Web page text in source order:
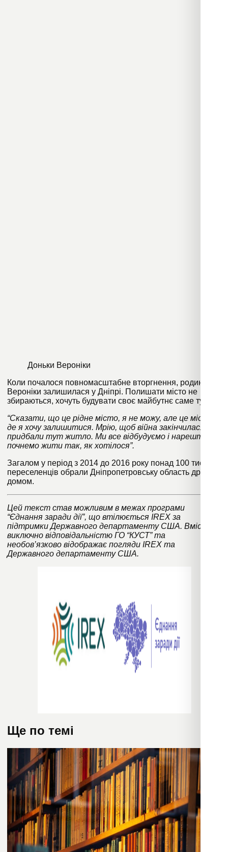
Доньки Вероніки
Коли почалося повномасштабне вторгнення, родина
Вероніки залишилася у Дніпрі. Полишати місто не
збираються, хочуть будувати своє майбутнє саме тут:
“Сказати, що це рідне місто, я не можу, але це місце,
де я хочу залишитися. Мрію, щоб війна закінчилася і ми
придбали тут житло. Ми все відбудуємо і нарешті
почнемо жити так, як хотілося”.
Загалом у період з 2014 до 2016 року понад 100 тисяч
переселенців обрали Дніпропетровську область другим
домом.
Цей текст став можливим в межах програми
“Єднання заради дії”, що втілюється IREX за
підтримки Державного департаменту США. Вміст є
виключно відповідальністю ГО “КУСТ” та
необов’язково відображає погляди IREX та
Державного департаменту США.
Ще по темі